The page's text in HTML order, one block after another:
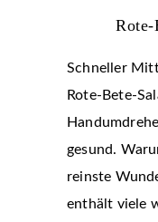
Rote-
Schneller
Rote-Bete-
gesund.
reinste
enthält viele